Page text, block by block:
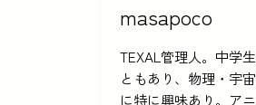
masapoco
TEXAL管理人。中学
ともあり、物理・宇
に特に興味あり。ア